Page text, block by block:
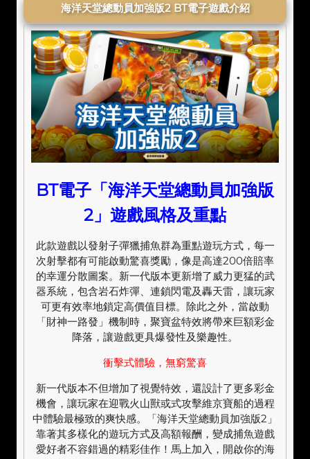
海洋天堂總動員加強版2 BT電子遊戲介紹
BT電子「海洋天堂總動員加強版
2」遊戲風格及重點
此款遊戲以發射子彈獵捕魚群為重點遊玩方式，每一
次射擊都有可能啟動驚喜獎勵，像是高達200倍賠率
的幸運分散圖案。新一代版本更新增了威力更猛的武
器系統，包含岩石炸彈、連鎖閃電及轟天雷，讓玩家
可更有效率地鎖定高價值目標。除此之外，當啟動
「財神一路發」機制時，聚寶盆特效將帶來巨額彩金
降落，讓遊戲更具爆發性及樂趣性。
衝擊式體驗，無窮驚喜
新一代版本不但增加了視覺特效，還設計了更多彩金
機會，讓玩家在迎戰火山獸或式攻擊維京寶船的過程
中體驗最極致的爽快感。「海洋天堂總動員加強版2」
靠著其多樣化的遊玩方式及高額報酬，變成捕魚遊戲
愛好者不容錯過的精彩佳作！馬上加入，開啟你的海